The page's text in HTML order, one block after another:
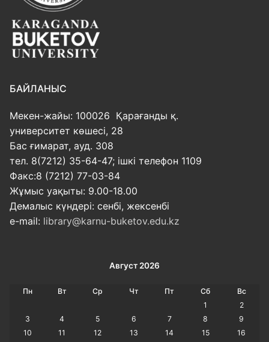
БАЙЛАНЫС
Мекен-жайы: 100026 Қарағанды қ.
университет көшесі, 28
Бас ғимарат, ауд. 308
тел. 8(7212) 35-64-47; ішкі телефон 1109
Факс:8 (7212) 77-03-84
Жұмыс уақыты: 9.00-18.00
Демалыс күндері: сенбі, жексенбі
e-mail: library@karnu-buketov.edu.kz
Август 2026
Пн Вт Ср Чт Пт Сб
Вс
1
2
3
4 5 6 7 8
9
10
11 12 13 14 15
16